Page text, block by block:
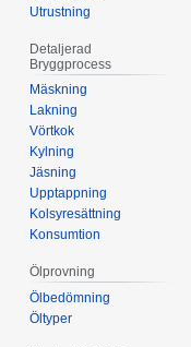
Utrustning
Detaljerad
Bryggprocess
Mäskning
Lakning
Vörtkok
Kylning
Jäsning
Upptappning
Kolsyresättning
Konsumtion
Ölprovning
Ölbedömning
Öltyper